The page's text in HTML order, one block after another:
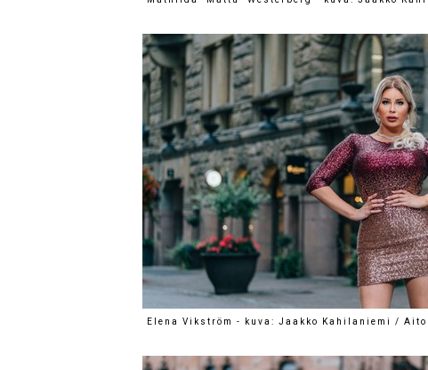
Elena Vikström - kuva: Jaakko Kahilaniemi / Aito